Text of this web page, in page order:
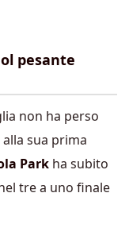
pesante
non ha perso
alla sua prima
Park ha subito
tre a uno finale